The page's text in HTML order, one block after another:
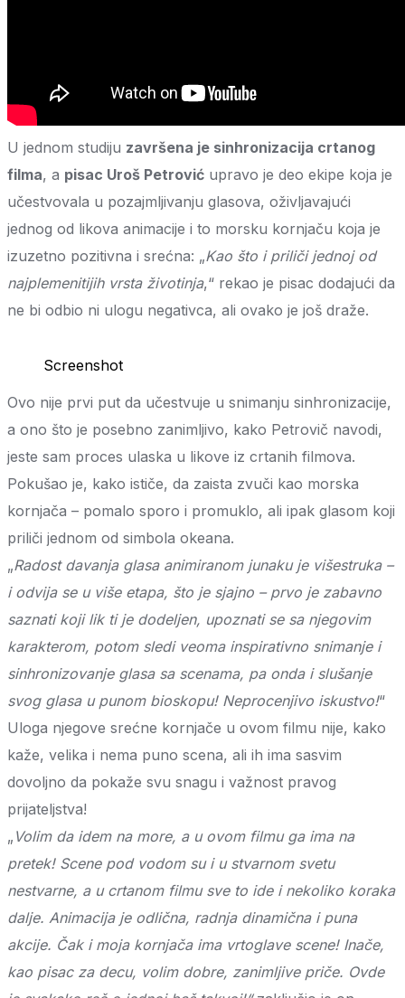
U jednom studiju završena je sinhronizacija crtanog
filma, a pisac Uroš Petrović upravo je deo ekipe koja je
učestvovala u pozajmljivanju glasova, oživljavajući
jednog od likova animacije i to morsku kornjaču koja je
izuzetno pozitivna i srećna: „Kao što i priliči jednoj od
najplemenitijih vrsta životinja,“ rekao je pisac dodajući da
ne bi odbio ni ulogu negativca, ali ovako je još draže.
Screenshot
Ovo nije prvi put da učestvuje u snimanju sinhronizacije,
a ono što je posebno zanimljivo, kako Petrovič navodi,
jeste sam proces ulaska u likove iz crtanih filmova.
Pokušao je, kako ističe, da zaista zvuči kao morska
kornjača – pomalo sporo i promuklo, ali ipak glasom koji
priliči jednom od simbola okeana.
„Radost davanja glasa animiranom junaku je višestruka –
i odvija se u više etapa, što je sjajno – prvo je zabavno
saznati koji lik ti je dodeljen, upoznati se sa njegovim
karakterom, potom sledi veoma inspirativno snimanje i
sinhronizovanje glasa sa scenama, pa onda i slušanje
svog glasa u punom bioskopu! Neprocenjivo iskustvo!“
Uloga njegove srećne kornjače u ovom filmu nije, kako
kaže, velika i nema puno scena, ali ih ima sasvim
dovoljno da pokaže svu snagu i važnost pravog
prijateljstva!
„ Volim da idem na more, a u ovom filmu ga ima na
pretek! Scene pod vodom su i u stvarnom svetu
nestvarne, a u crtanom filmu sve to ide i nekoliko koraka
dalje. Animacija je odlična, radnja dinamična i puna
akcije. Čak i moja kornjača ima vrtoglave scene! Inače,
kao pisac za decu, volim dobre, zanimljive priče. Ovde